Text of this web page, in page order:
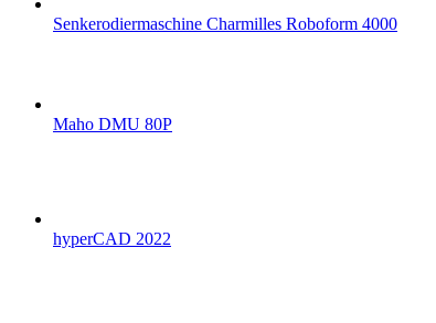
Senkerodiermaschine Charmilles Roboform 4000
Maho DMU 80P
hyperCAD 2022